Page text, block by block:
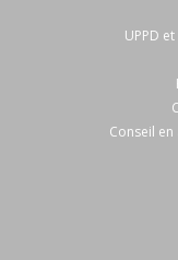
UPPD
Conseil